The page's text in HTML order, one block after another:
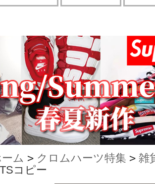
ム > クロムハーツ特集 > 雑
コピー